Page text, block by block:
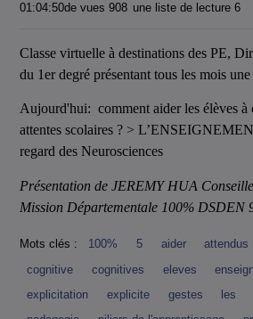
01:04:50de vues 908 une liste de lecture6
Classe virtuelle à destinations des PE,
du 1er degré présentant tous les mois
Aujourd'hui: comment aider les élèves à
attentes scolaires ? >
regard des Neurosciences
Présentation de JEREMY HUA
Mission Départementale 100% DSDEN
Mots clés : 100% 5 aider attendus
cognitive
cognitives eleves
explicitation
explicite gestes les